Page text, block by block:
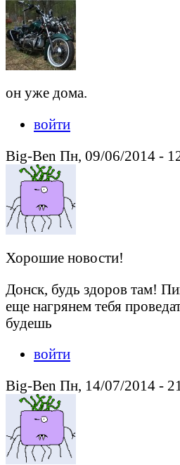
он уже дома.
войти
Big-Ben Пн, 09/06/2014 -
Хорошие новости!
Донск, будь здоров там!
еще нагрянем тебя
будешь
войти
Big-Ben Пн, 14/07/2014 -